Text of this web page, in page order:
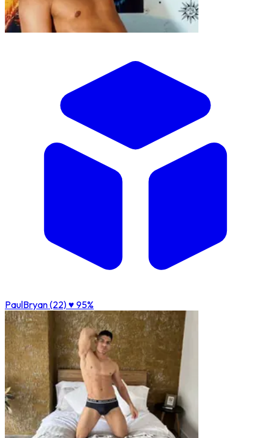
PaulBryan (22)♥ 95%